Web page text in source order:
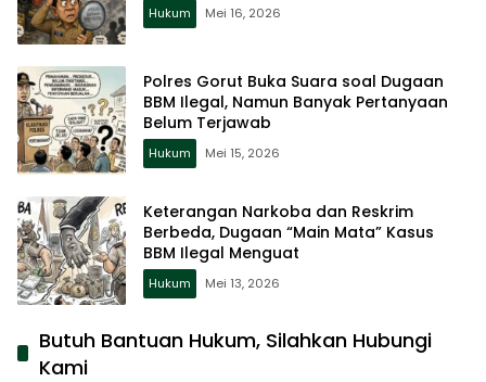
Hukum Mei 16, 2026
Polres Gorut Buka Suara soal Dugaan
BBM Ilegal, Namun Banyak Pertanyaan
Belum Terjawab
Hukum Mei 15, 2026
Keterangan Narkoba dan Reskrim
Berbeda, Dugaan “Main Mata” Kasus
BBM Ilegal Menguat
Hukum Mei 13, 2026
Butuh Bantuan Hukum, Silahkan Hubungi
Kami